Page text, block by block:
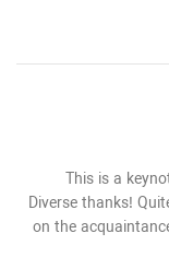
This is a
Diverse thanks!
on the